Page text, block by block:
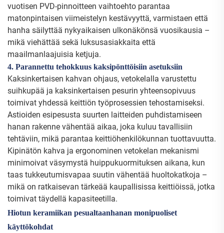
vuotisen PVD-pinnoitteen vaihtoehto parantaa
matonpintaisen viimeistelyn kestävyyttä, varmistaen että
hanha säilyttää nykyaikaisen ulkonäkönsä vuosikausia –
mikä viehättää sekä luksusasiakkaita että
maailmanlaajuisia ketjuja.
4. Parannettu tehokkuus kaksipönttöisiin asetuksiin
Kaksinkertaisen kahvan ohjaus, vetokelalla varustettu
suihkupää ja kaksinkertaisen pesurin yhteensopivuus
toimivat yhdessä keittiön työprosessien tehostamiseksi.
Astioiden esipesusta suurten laitteiden puhdistamiseen
hanan rakenne vähentää aikaa, joka kuluu tavallisiin
tehtäviin, mikä parantaa keittiöhenkilökunnan tuottavuutta.
Kipinätön kahva ja ergonominen vetokelan mekanismi
minimoivat väsymystä huippukuormituksen aikana, kun
taas tukkeutumisvapaa suutin vähentää huoltokatkoja –
mikä on ratkaisevan tärkeää kaupallisissa keittiöissä, jotka
toimivat täydellä kapasiteetilla.
Hiotun keramiikan pesualtaanhanan monipuoliset
käyttökohdat